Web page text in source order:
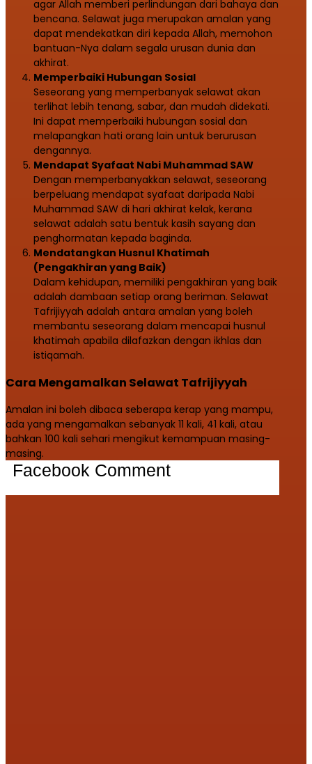
agar Allah memberi perlindungan dari bahaya dan
bencana. Selawat juga merupakan amalan yang
dapat mendekatkan diri kepada Allah, memohon
bantuan-Nya dalam segala urusan dunia dan
akhirat.
Memperbaiki Hubungan Sosial
Seseorang yang memperbanyak selawat akan
terlihat lebih tenang, sabar, dan mudah didekati.
Ini dapat memperbaiki hubungan sosial dan
melapangkan hati orang lain untuk berurusan
dengannya.
Mendapat Syafaat Nabi Muhammad SAW
Dengan memperbanyakkan selawat, seseorang
berpeluang mendapat syafaat daripada Nabi
Muhammad SAW di hari akhirat kelak, kerana
selawat adalah satu bentuk kasih sayang dan
penghormatan kepada baginda.
Mendatangkan Husnul Khatimah
(Pengakhiran yang Baik)
Dalam kehidupan, memiliki pengakhiran yang baik
adalah dambaan setiap orang beriman. Selawat
Tafrijiyyah adalah antara amalan yang boleh
membantu seseorang dalam mencapai husnul
khatimah apabila dilafazkan dengan ikhlas dan
istiqamah.
Cara Mengamalkan Selawat Tafrijiyyah
Amalan ini boleh dibaca seberapa kerap yang mampu,
ada yang mengamalkan sebanyak 11 kali, 41 kali, atau
bahkan 100 kali sehari mengikut kemampuan masing-
masing.
Facebook Comment